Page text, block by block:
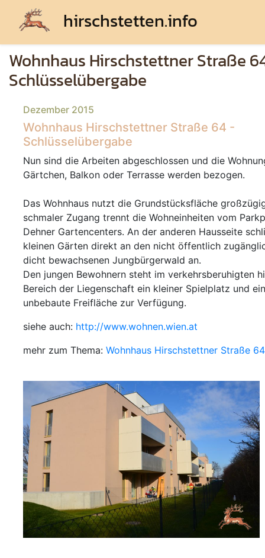
hirschstetten.info
Wohnhaus Hirschstettner Straße
Schlüsselübergabe
Dezember 2015
Wohnhaus Hirschstettner Straße 64 -
Schlüsselübergabe
Nun sind die Arbeiten abgeschlossen und die
Gärtchen, Balkon oder Terrasse werden bezogen.
Das Wohnhaus nutzt die Grundstücksfläche
schmaler Zugang trennt die Wohneinheiten vom
Dehner Gartencenters. An der anderen Hausseite
kleinen Gärten direkt an den nicht öffentlich
dicht bewachsenen Jungbürgerwald an.
Den jungen Bewohnern steht im verkehrsberuhigten
Bereich der Liegenschaft ein kleiner Spielplatz und
unbebaute Freifläche zur Verfügung.
siehe auch: http://www.wohnen.wien.at
mehr zum Thema: Wohnhaus Hirschstettner Straße 64